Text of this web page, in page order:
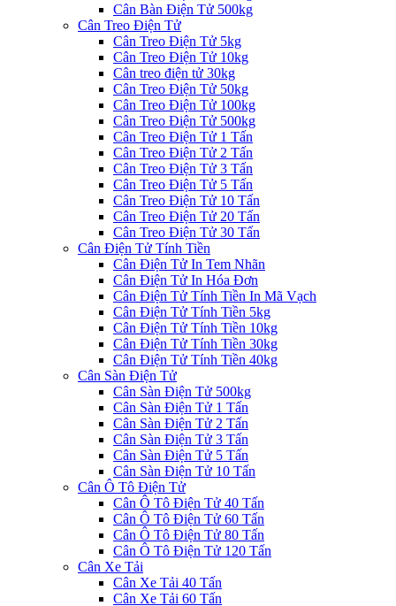
Cân Bàn Điện Tử 500kg
Cân Treo Điện Tử
Cân Treo Điện Tử 5kg
Cân Treo Điện Tử 10kg
Cân treo điện tử 30kg
Cân Treo Điện Tử 50kg
Cân Treo Điện Tử 100kg
Cân Treo Điện Tử 500kg
Cân Treo Điện Tử 1 Tấn
Cân Treo Điện Tử 2 Tấn
Cân Treo Điện Tử 3 Tấn
Cân Treo Điện Tử 5 Tấn
Cân Treo Điện Tử 10 Tấn
Cân Treo Điện Tử 20 Tấn
Cân Treo Điện Tử 30 Tấn
Cân Điện Tử Tính Tiền
Cân Điện Tử In Tem Nhãn
Cân Điện Tử In Hóa Đơn
Cân Điện Tử Tính Tiền In Mã Vạch
Cân Điện Tử Tính Tiền 5kg
Cân Điện Tử Tính Tiền 10kg
Cân Điện Tử Tính Tiền 30kg
Cân Điện Tử Tính Tiền 40kg
Cân Sàn Điện Tử
Cân Sàn Điện Tử 500kg
Cân Sàn Điện Tử 1 Tấn
Cân Sàn Điện Tử 2 Tấn
Cân Sàn Điện Tử 3 Tấn
Cân Sàn Điện Tử 5 Tấn
Cân Sàn Điện Tử 10 Tấn
Cân Ô Tô Điện Tử
Cân Ô Tô Điện Tử 40 Tấn
Cân Ô Tô Điện Tử 60 Tấn
Cân Ô Tô Điện Tử 80 Tấn
Cân Ô Tô Điện Tử 120 Tấn
Cân Xe Tải
Cân Xe Tải 40 Tấn
Cân Xe Tải 60 Tấn